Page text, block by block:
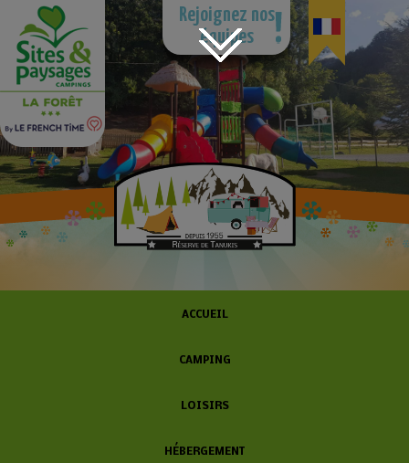
Rejoignez nos
équipes
ACCUEIL
CAMPING
LOISIRS
HÉBERGEMENT